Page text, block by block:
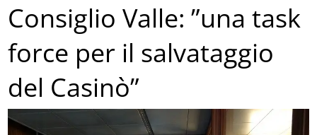
Consiglio Valle: ”una task
force per il salvataggio
del Casinò”